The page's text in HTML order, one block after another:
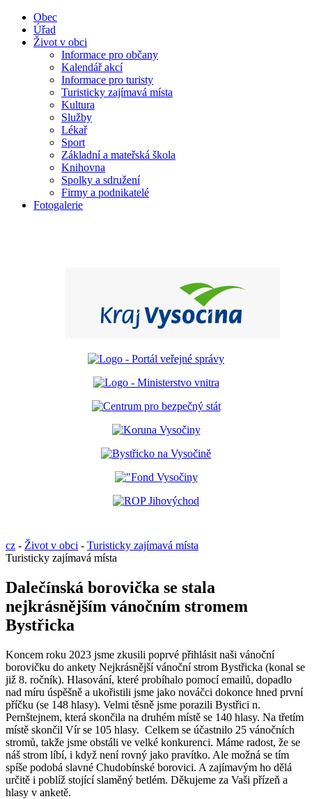
Obec
Úřad
Život v obci
Informace pro občany
Kalendář akcí
Informace pro turisty
Turisticky zajímavá místa
Kultura
Služby
Lékař
Sport
Základní a mateřská škola
Knihovna
Spolky a sdružení
Firmy a podnikatelé
Fotogalerie
cz - Život v obci - Turisticky zajímavá místa
Turisticky zajímavá místa
Dalečínská borovička se stala
nejkrásnějším vánočním stromem
Bystřicka
Koncem roku 2023 jsme zkusili poprvé přihlásit naši vánoční
borovičku do ankety Nejkrásnější vánoční strom Bystřicka (konal se
již 8. ročník). Hlasování, které probíhalo pomocí emailů, dopadlo
nad míru úspěšně a ukořistili jsme jako nováčci dokonce hned první
příčku (se 148 hlasy). Velmi těsně jsme porazili Bystřici n.
Pernštejnem, která skončila na druhém místě se 140 hlasy. Na třetím
místě skončil Vír se 105 hlasy. Celkem se účastnilo 25 vánočních
stromů, takže jsme obstáli ve velké konkurenci. Máme radost, že se
náš strom líbí, i když není rovný jako pravítko. Ale možná se tím
spíše podobá slavné Chudobínské borovici. A zajímavým ho dělá
určitě i poblíž stojící slaměný betlém. Děkujeme za Vaši přízeň a
hlasy v anketě.